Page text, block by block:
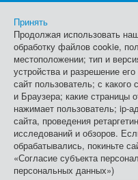
Принять
Продолжая использовать
обработку файлов cookie,
местоположении; тип и
устройства и разрешение
сайт пользователь; с
и Браузера; какие страницы
нажимает пользователь; ip-
сайта, проведения
исследований и обзоров.
обрабатывались, покиньте
«Согласие субъекта
персональных данных»)